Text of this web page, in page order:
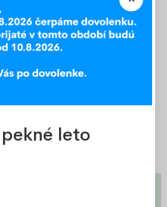
súborov
alebo odstrániť všetky
to urobiť vo vašom prehliadači.
však bude mať negatívny
nášho webu, ale aj všetkých
pre váš užívateľský komfort
návšteve týchto webových
leto